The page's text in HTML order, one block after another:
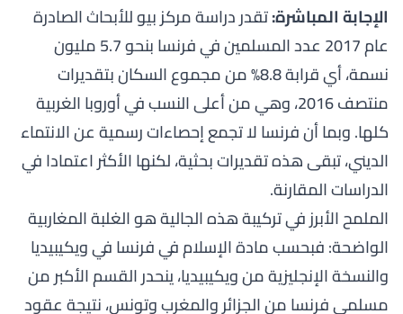
الإجابة المباشرة:تقدر دراسةمركز بيو للأبحاثالصادرة
عام 2017 عدد المسلمين في فرنسا بنحو 5.7 مليون
نسمة، أي قرابة 8.8% من مجموع السكان بتقديرات
منتصف 2016، وهي من أعلى النسب في أوروبا الغربية
كلها. وبما أن فرنسا لا تجمع إحصاءات رسمية عن الانتماء
الديني، تبقى هذه تقديرات بحثية، لكنها الأكثر اعتمادا في
الدراسات المقارنة.
الملمح الأبرز في تركيبة هذه الجالية هو الغلبة المغاربية
الواضحة: فبحسب مادةالإسلام في فرنسافي ويكيبيديا
والنسخة الإنجليزية من ويكيبيديا، ينحدر القسم الأكبر من
مسلمي فرنسا من الجزائر والمغرب وتونس، نتيجة عقود